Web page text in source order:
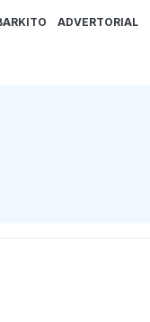
ADVERTORIAL